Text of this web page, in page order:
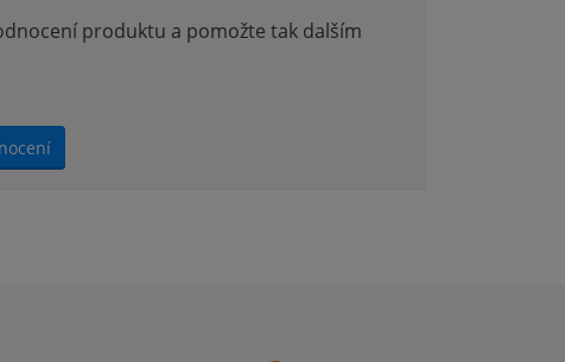
produktu a pomožte tak dalším